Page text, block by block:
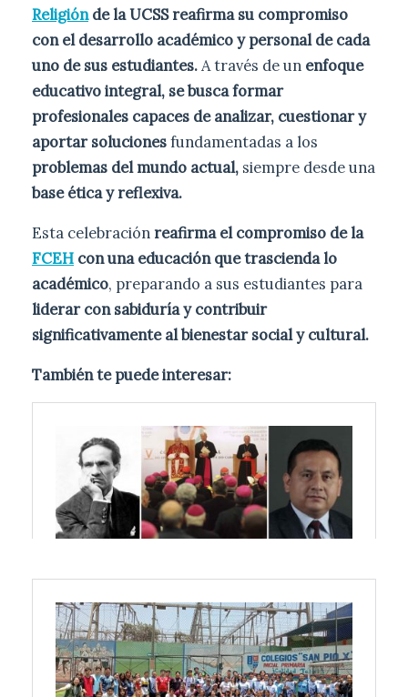
Religiónde la UCSS reafirma su compromiso
con el desarrollo académico y personal de cada
uno de sus estudiantes.A través de un enfoque
educativo integral, se busca formar
profesionales capaces de analizar, cuestionar y
aportar solucionesfundamentadas a los
problemas del mundo actual, siempre desde una
base ética y reflexiva.
Esta celebración reafirma el compromiso de la
FCEH con una educación que trascienda lo
académico, preparando a sus estudiantes para
liderar con sabiduría y contribuir
significativamente al bienestar social y cultural.
También te puede interesar: